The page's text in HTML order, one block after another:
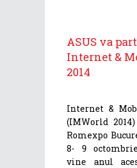
ASUS va
Internet &
2014
Internet &
(IMWorld
Romexpo
8- 9
vine anul